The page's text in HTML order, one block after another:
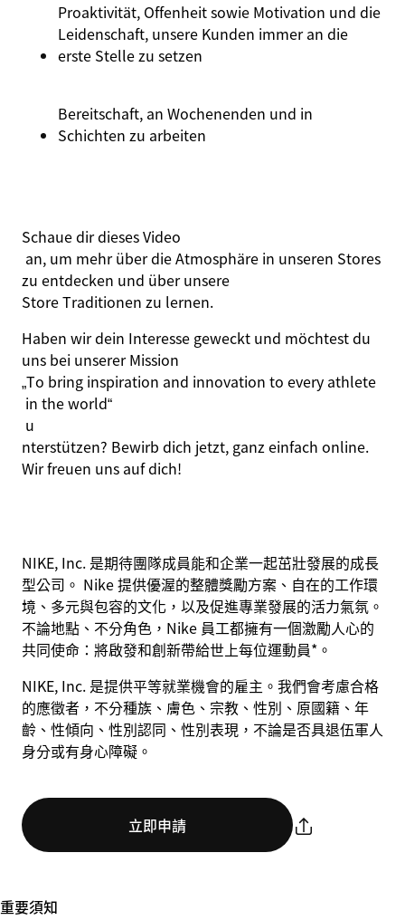
Proaktivität, Offenheit sowie Motivation und die
Leidenschaft, unsere Kunden immer an die
erste Stelle zu setzen
Bereitschaft, an Wochenenden und in
Schichten zu arbeiten
Schaue dir diesesVideo
an, um mehr über die Atmosphäre in unseren Stores
zu entdecken und über unsere
Store Traditionen zu lernen.
Haben wir dein Interesse geweckt und möchtest du
uns bei unserer Mission
„To bring inspiration and innovation to every athlete
in theworld“
u
nterstützen? Bewirb dich jetzt, ganz einfach online.
Wir freuen uns auf dich!
NIKE, Inc. 是期待團隊成員能和企業一起茁壯發展的成長
型公司。 Nike 提供優渥的整體獎勵方案、自在的工作環
境、多元與包容的文化，以及促進專業發展的活力氣氛。
不論地點、不分角色，Nike 員工都擁有一個激勵人心的
共同使命：將啟發和創新帶給世上每位運動員*。
NIKE, Inc. 是提供平等就業機會的雇主。我們會考慮合格
的應徵者，不分種族、膚色、宗教、性別、原國籍、年
齡、性傾向、性別認同、性別表現，不論是否具退伍軍人
身分或有身心障礙。
立即申請
重要須知